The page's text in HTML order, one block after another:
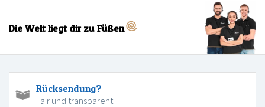
Die Welt liegt dir zu Füßen
Rücksendung?
Fair und transparent